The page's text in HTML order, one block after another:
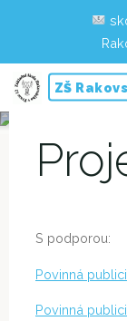
Skip
content
ZŠ
S podporou:
Povinná
Povinná